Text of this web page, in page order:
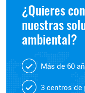
¿Quieres
nuestras
ambiental?
Más de 60
3 centros